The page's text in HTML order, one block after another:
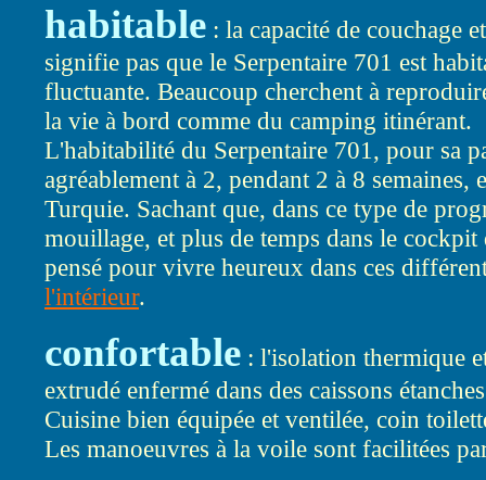
habitable : la capacité de couchage
signifie pas que le Serpentaire 701 est
fluctuante. Beaucoup cherchent à
la vie à bord comme du camping itinérant.
L'habitabilité du Serpentaire 701, pour sa
agréablement à 2, pendant 2 à 8
Turquie. Sachant que, dans ce type de
mouillage, et plus de temps dans le
pensé pour vivre heureux dans ces
l'intérieur.
confortable : l'isolation thermique
extrudé enfermé dans des caissons
Cuisine bien équipée et ventilée, coin
Les manoeuvres à la voile sont facilitées